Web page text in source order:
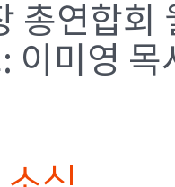
총연합
이미영 목